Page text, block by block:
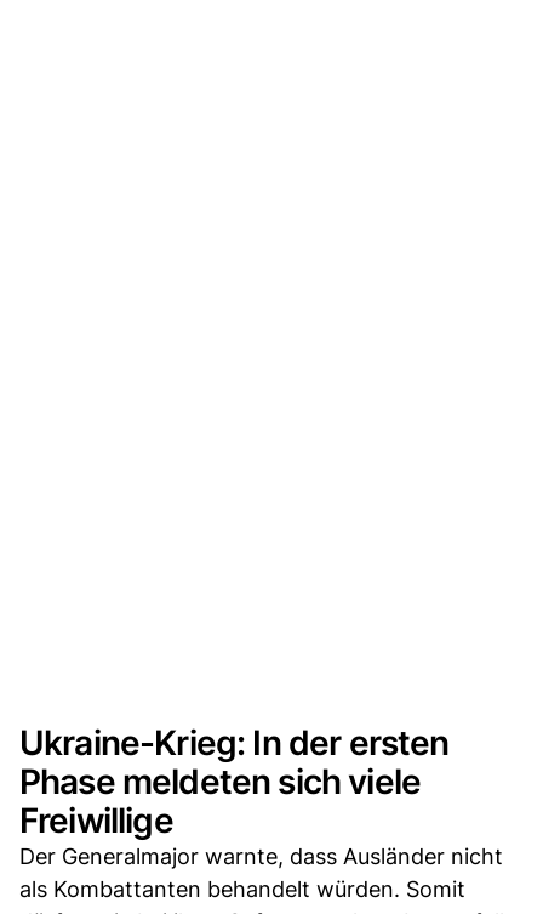
Ukraine-Krieg: In der ersten
Phase meldeten sich viele
Freiwillige
Der Generalmajor warnte, dass Ausländer nicht
als Kombattanten behandelt würden. Somit